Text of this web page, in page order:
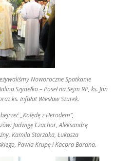
Noworoczne Spotkanie
Szydełko – Poseł na Sejm RP, ks. Jan
ks. Infułat Wiesław Szurek.
„Kolędę z Herodem”,
Jadwigę Czachor, Aleksandrę
Kamila Starzaka, Łukasza
Pawła Krupę i Kacpra Barana.